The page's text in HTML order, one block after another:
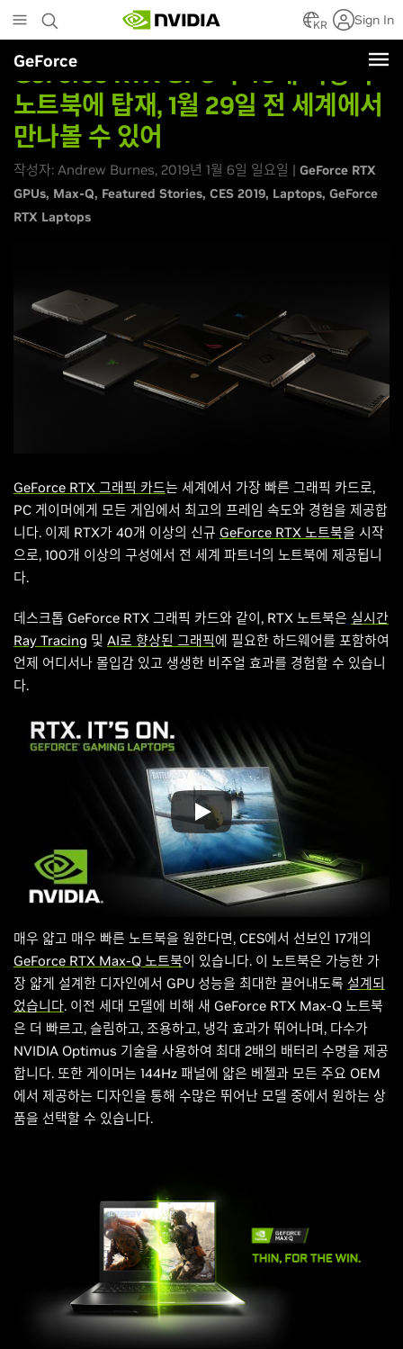
to
main
content
KR Sign In
GeForce
GeForce RTX GPU가 40개 이상의
노트북에 탑재, 1월 29일 전 세계에서
만나볼 수 있어
작성자: Andrew Burnes, 2019년 1월 6일 일요일 | GeForce RTX
GPUs Max-Q Featured Stories CES 2019 Laptops GeForce
RTX Laptops
GeForce RTX 그래픽 카드는 세계에서 가장 빠른 그래픽 카드로,
PC 게이머에게 모든 게임에서 최고의 프레임 속도와 경험을 제공합
니다. 이제 RTX가 40개 이상의 신규 GeForce RTX 노트북을 시작
으로, 100개 이상의 구성에서 전 세계 파트너의 노트북에 제공됩니
다.
데스크톱 GeForce RTX 그래픽 카드와 같이, RTX 노트북은 실시간
Ray Tracing 및 AI로 향상된 그래픽에 필요한 하드웨어를 포함하여
언제 어디서나 몰입감 있고 생생한 비주얼 효과를 경험할 수 있습니
다.
매우 얇고 매우 빠른 노트북을 원한다면, CES에서 선보인 17개의
GeForce RTX Max-Q 노트북이 있습니다. 이 노트북은 가능한 가
장 얇게 설계한 디자인에서 GPU 성능을 최대한 끌어내도록 설계되
었습니다. 이전 세대 모델에 비해 새 GeForce RTX Max-Q 노트북
은 더 빠르고, 슬림하고, 조용하고, 냉각 효과가 뛰어나며, 다수가
NVIDIA Optimus 기술을 사용하여 최대 2배의 배터리 수명을 제공
합니다. 또한 게이머는 144Hz 패널에 얇은 베젤과 모든 주요 OEM
에서 제공하는 디자인을 통해 수많은 뛰어난 모델 중에서 원하는 상
품을 선택할 수 있습니다.